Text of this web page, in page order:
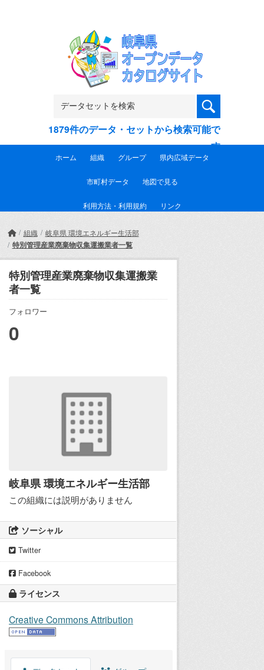
1879件のデータ・セットから検索可能で
す
ホーム 組織 グループ 県内広域データ
市町村データ 地図で見る
利用方法・利用規約 リンク
組織 岐阜県 環境エネルギー生活部
特別管理産業廃棄物収集運搬業者一覧
特別管理産業廃棄物収集運搬業
者一覧
フォロワー
0
岐阜県 環境エネルギー生活部
この組織には説明がありません
ソーシャル
Twitter
Facebook
ライセンス
Creative Commons Attribution